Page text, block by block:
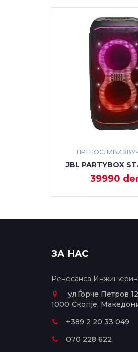
ПРЕНОСЛИВИ
JBL PARTYBOX
39990
ЗА НАС
Ренесанса
ул.Ѓорче Петров
1000 Скопје,
+389 2 20 33 049
070 228 622